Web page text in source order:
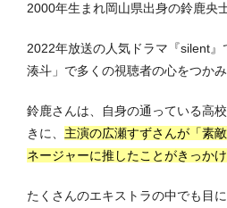
2000年生まれ岡山県出身の鈴鹿央
2022年放送の人気ドラマ『silent』
湊斗」で多くの視聴者の心をつかみ
鈴鹿さんは、自身の通っている高
きに、 主演の広瀬すずさんが「素
ネージャーに推したことがきっか
たくさんのエキストラの中でも目